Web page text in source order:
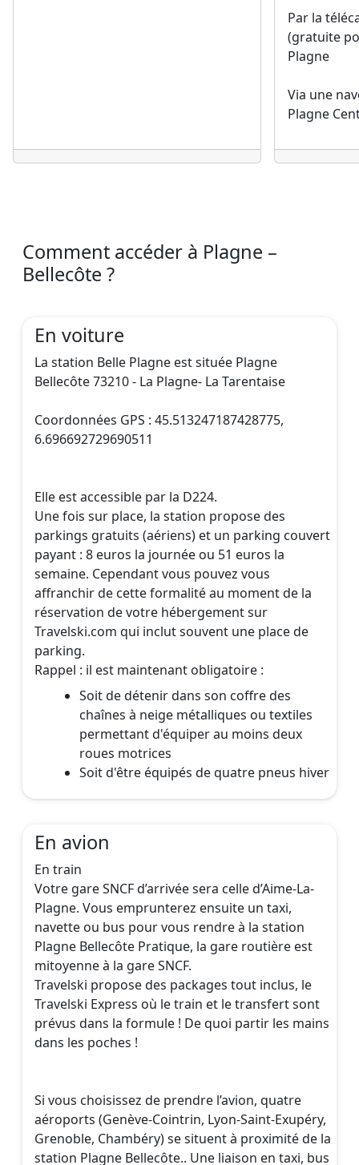
Par la
(gratuite
Plagne
Via une
Plagne
Comment accéder à Plagne –
Bellecôte ?
En voiture
La station Belle Plagne est située Plagne
Bellecôte 73210 - La Plagne- La Tarentaise
Coordonnées GPS : 45.513247187428775,
6.696692729690511
Elle est accessible par la D224.
Une fois sur place, la station propose des
parkings gratuits (aériens) et un parking couvert
payant : 8 euros la journée ou 51 euros la
semaine. Cependant vous pouvez vous
affranchir de cette formalité au moment de la
réservation de votre hébergement sur
Travelski.com qui inclut souvent une place de
parking.
Rappel : il est maintenant obligatoire :
Soit de détenir dans son coffre des
chaînes à neige métalliques ou textiles
permettant d'équiper au moins deux
roues motrices
Soit d'être équipés de quatre pneus hiver
En avion
En train
Votre gare SNCF d’arrivée sera celle d’Aime-La-
Plagne. Vous emprunterez ensuite un taxi,
navette ou bus pour vous rendre à la station
Plagne Bellecôte Pratique, la gare routière est
mitoyenne à la gare SNCF.
Travelski propose des packages tout inclus, le
Travelski Express où le train et le transfert sont
prévus dans la formule ! De quoi partir les mains
dans les poches !
Si vous choisissez de prendre l’avion, quatre
aéroports (Genève-Cointrin, Lyon-Saint-Exupéry,
Grenoble, Chambéry) se situent à proximité de la
station Plagne Bellecôte.. Une liaison en taxi, bus